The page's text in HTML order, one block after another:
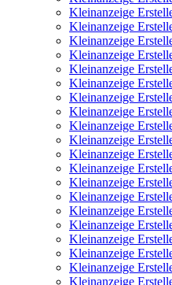
Kleinanzeige
Kleinanzeige
Kleinanzeige
Kleinanzeige
Kleinanzeige
Kleinanzeige
Kleinanzeige
Kleinanzeige
Kleinanzeige
Kleinanzeige
Kleinanzeige
Kleinanzeige
Kleinanzeige
Kleinanzeige
Kleinanzeige
Kleinanzeige
Kleinanzeige
Kleinanzeige
Kleinanzeige
Kleinanzeige